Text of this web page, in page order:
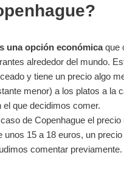
una opción económicaque
alrededor del mundo.
y tiene un precio algo
menor) a los platos a la
el que decidimos comer.
de Copenhague el precio
unos 15 a 18 euros, un
comentar previamente.